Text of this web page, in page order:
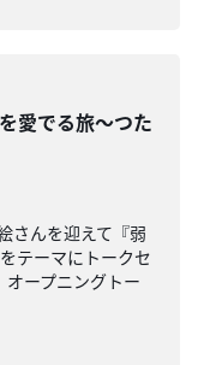
愛でる旅〜つた
さんを迎えて『弱
テーマにトークセ
ープニングトー